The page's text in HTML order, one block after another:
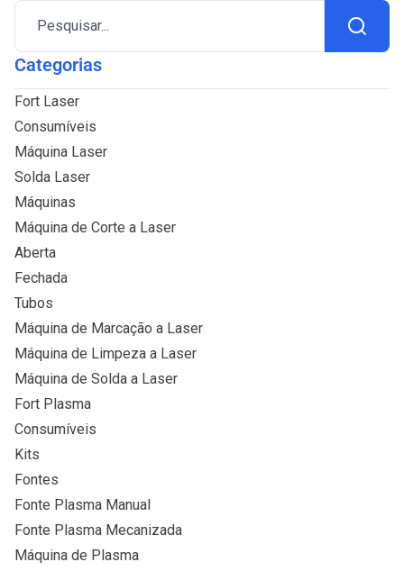
Pesquisar...
Categorias
Fort Laser
Consumíveis
Máquina Laser
Solda Laser
Máquinas
Máquina de Corte a Laser
Aberta
Fechada
Tubos
Máquina de Marcação a Laser
Máquina de Limpeza a Laser
Máquina de Solda a Laser
Fort Plasma
Consumíveis
Kits
Fontes
Fonte Plasma Manual
Fonte Plasma Mecanizada
Máquina de Plasma